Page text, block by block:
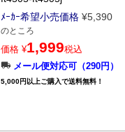
ﾒｰｶｰ希望小売価格 ¥5,390
のところ
価格 ¥1,999税込
メール便対応可（290円）
5,000円以上ご購入で送料無料！